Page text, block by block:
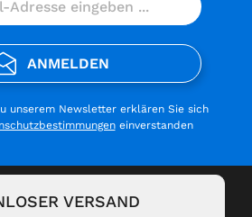
ANMELDEN
unserem Newsletter erklären Sie sich
einverstanden
VERSAND